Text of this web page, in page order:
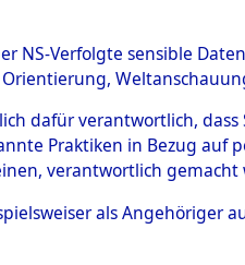
für
HANS
1920
NS-Verfolgte sensible
dafür verantwortlich,
Praktiken in Bezug auf
verantwortlich gemacht
als